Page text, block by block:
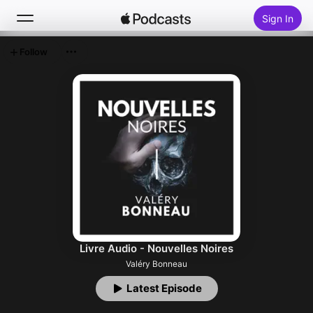
Sign In
Livre Audio - Nouvelles Noires
Valéry Bonneau
Latest Episode